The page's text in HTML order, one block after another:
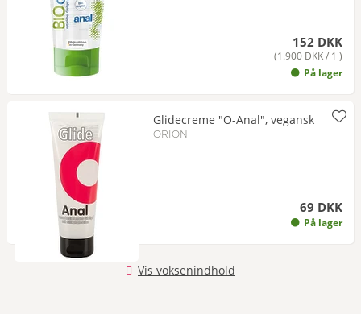
152 DKK
(1.900 DKK / 1l)
På lager
Glidecreme "O-Anal", vegansk
ORION
69 DKK
På lager
Vis voksenindhold